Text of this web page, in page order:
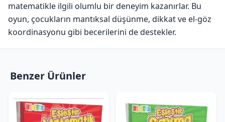
matematikle ilgili olumlu bir deneyim kazanırlar. Bu
oyun, çocukların mantıksal düşünme, dikkat ve el-göz
koordinasyonu gibi becerilerini de destekler.
Benzer Ürünler